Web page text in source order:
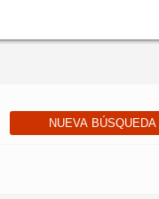
NUEVA BÚSQUEDA